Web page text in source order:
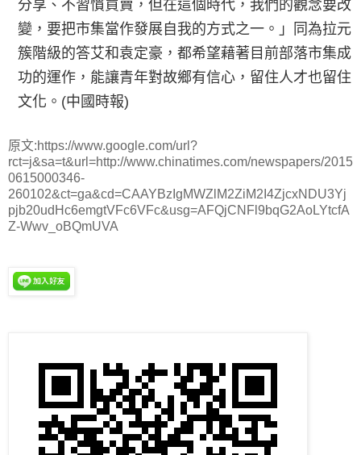
分享、不習慣買賣，但在這個時代，我們的觀念要改
變，要把市集當作發展自我的方式之一。」同為拉元
簇階級的答艾和袁定豪，都希望藉著目前部落市集成
功的運作，能讓青年對故鄉有信心，留住人才也留住
文化。(中國時報)
原文:https://www.google.com/url?
rct=j&sa=t&url=http://www.chinatimes.com/newspapers/2015
0615000346-
260102&ct=ga&cd=CAAYBzIgMWZlM2ZiM2I4ZjcxNDU3Yj
pjb20udHc6emgtVFc6VFc&usg=AFQjCNFl9bqG2AoLYtcfA
Z-Wwv_oBQmUVA